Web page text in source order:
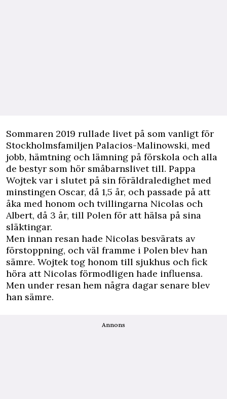
Sommaren 2019 rullade livet på som vanligt för
Stockholmsfamiljen Palacios-Malinowski, med
jobb, hämtning och lämning på förskola och alla
de bestyr som hör småbarnslivet till. Pappa
Wojtek var i slutet på sin föräldraledighet med
minstingen Oscar, då 1,5 år, och passade på att
åka med honom och tvillingarna Nicolas och
Albert, då 3 år, till Polen för att hälsa på sina
släktingar.
Men innan resan hade Nicolas besvärats av
förstoppning, och väl framme i Polen blev han
sämre. Wojtek tog honom till sjukhus och fick
höra att Nicolas förmodligen hade influensa.
Men under resan hem några dagar senare blev
han sämre.
Annons